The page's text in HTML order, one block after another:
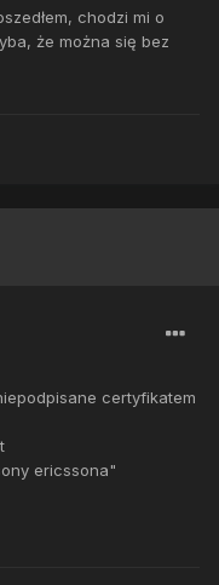
chodzi mi o
że można się bez
certyfikatem
ericssona"